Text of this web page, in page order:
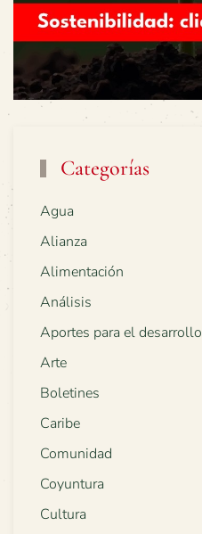
Categorías
Agua
Alianza
Alimentación
Análisis
Aportes para el desarrollo
Arte
Boletines
Caribe
Comunidad
Coyuntura
Cultura